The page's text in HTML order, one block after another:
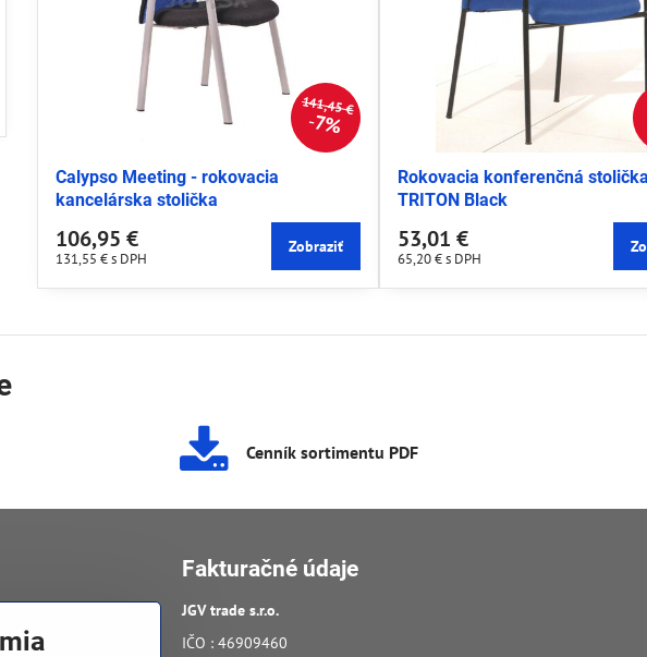
141,45 €
7%
Calypso Meeting - rokovacia
kancelárska stolička
106,95 €
131,55 €s DPH
Zobraziť
Rokovacia konferenčná stolička
TRITON Black
53,01 €
65,20 €s DPH
Cenník sortimentu PDF
Fakturačné údaje
JGV trade s​.r​.o​.
IČO : 46909460